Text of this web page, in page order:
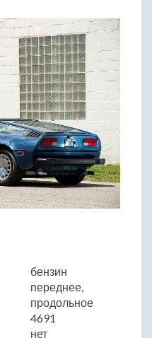
бензин
переднее,
продольное
4691
нет